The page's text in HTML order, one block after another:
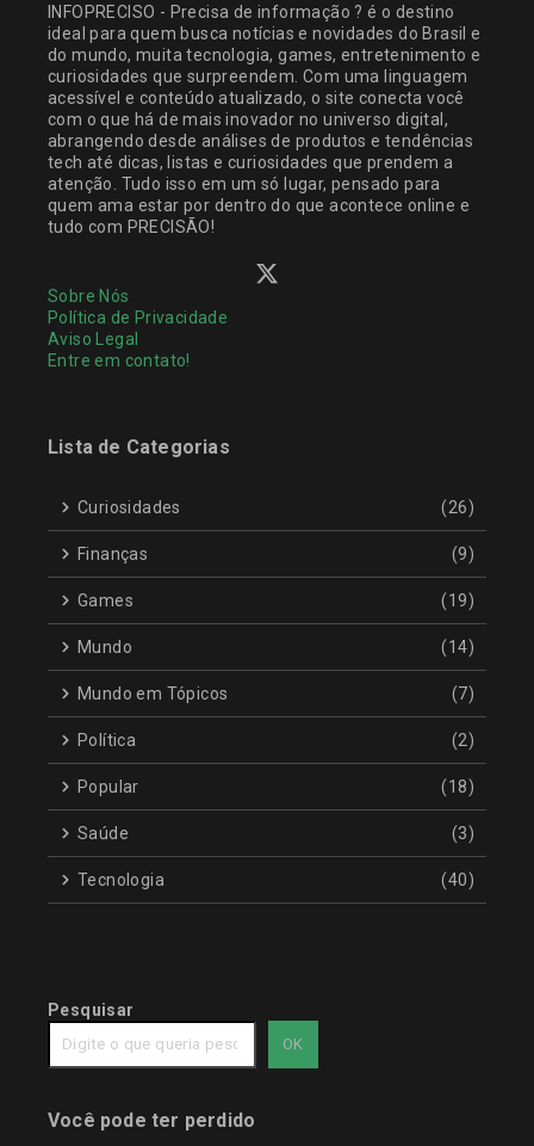
INFOPRECISO - Precisa de informação ? é o destino
ideal para quem busca notícias e novidades do Brasil e
do mundo, muita tecnologia, games, entretenimento e
curiosidades que surpreendem. Com uma linguagem
acessível e conteúdo atualizado, o site conecta você
com o que há de mais inovador no universo digital,
abrangendo desde análises de produtos e tendências
tech até dicas, listas e curiosidades que prendem a
atenção. Tudo isso em um só lugar, pensado para
quem ama estar por dentro do que acontece online e
tudo com PRECISÃO!
Sobre Nós
Política de Privacidade
Aviso Legal
Entre em contato!
Lista de Categorias
Curiosidades (26)
Finanças (9)
Games (19)
Mundo (14)
Mundo em Tópicos (7)
Política (2)
Popular (18)
Saúde (3)
Tecnologia (40)
Pesquisar
OK
Você pode ter perdido